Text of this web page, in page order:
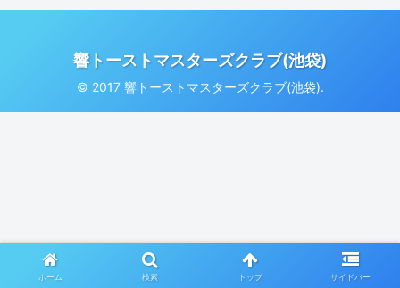
響トーストマスターズクラブ(池袋)
© 2017 響トーストマスターズクラブ(池袋).
ホーム 検索 トップ サイドバー